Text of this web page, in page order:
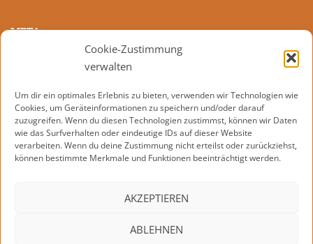
Cookie-Zustimmung
verwalten
Um dir ein optimales Erlebnis zu bieten, verwenden wir Technologien wie
Cookies, um Geräteinformationen zu speichern und/oder darauf
zuzugreifen. Wenn du diesen Technologien zustimmst, können wir Daten
wie das Surfverhalten oder eindeutige IDs auf dieser Website
verarbeiten. Wenn du deine Zustimmung nicht erteilst oder zurückziehst,
können bestimmte Merkmale und Funktionen beeinträchtigt werden.
AKZEPTIEREN
ABLEHNEN
META
Kommentar-Feed
WordPress.org
IMPRESSUM DATENSCHUTZERKLÄRUNG